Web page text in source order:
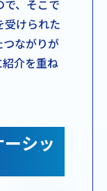
、そこで
受けられた
つながりが
介を重ね
シッ